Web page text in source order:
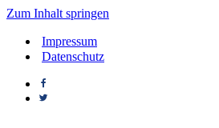
Zum Inhalt springen
Impressum
Datenschutz